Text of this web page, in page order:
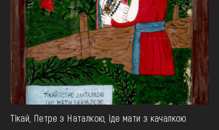
Тікай, Петре з Наталкою, іде мати з качалкою